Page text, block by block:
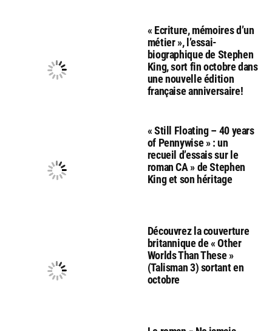
« Ecriture, mémoires d’un
métier », l’essai-
biographique de Stephen
King, sort fin octobre dans
une nouvelle édition
française anniversaire!
« Still Floating – 40 years
of Pennywise » : un
recueil d’essais sur le
roman CA » de Stephen
King et son héritage
Découvrez la couverture
britannique de « Other
Worlds Than These »
(Talisman 3) sortant en
octobre